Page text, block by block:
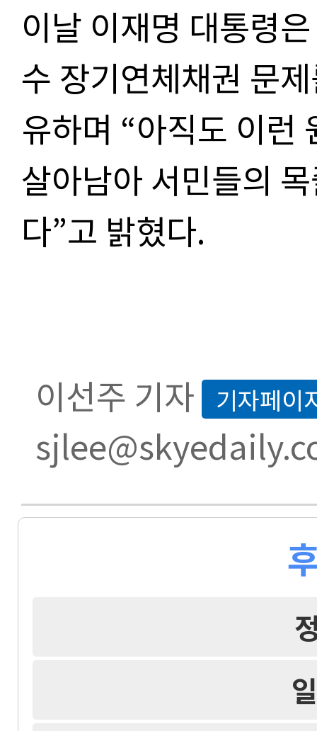
이날 이재명 대통령
수 장기연체채권 문
유하며 “아직도 이런
살아남아 서민들의
다”고 밝혔다.
이선주 기자 기자페이